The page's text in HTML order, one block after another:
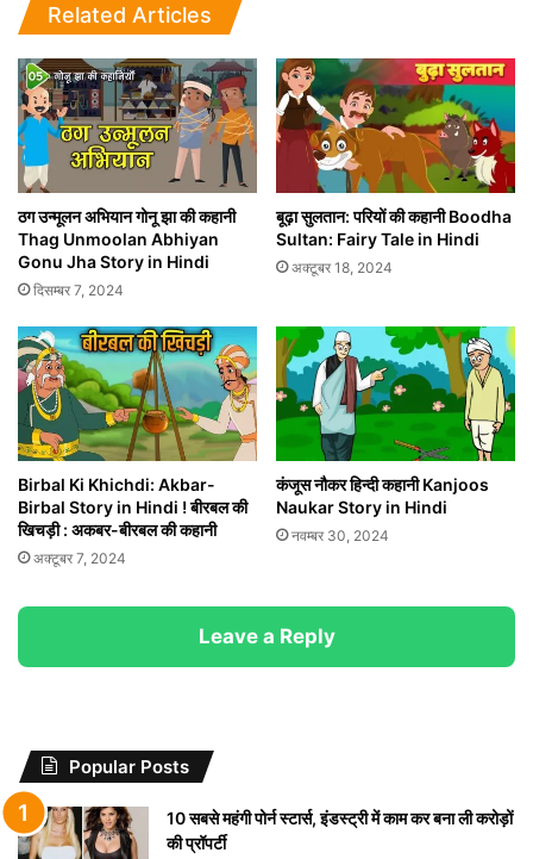
Related Articles
ठग उन्मूलन अभियान गोनू झा की कहानी
Thag Unmoolan Abhiyan
Gonu Jha Story in Hindi
दिसम्बर 7, 2024
बूढ़ा सुलतान: परियों की कहानी Boodha
Sultan: Fairy Tale in Hindi
अक्टूबर 18, 2024
Birbal Ki Khichdi: Akbar-
Birbal Story in Hindi ! बीरबल की
खिचड़ी : अकबर-बीरबल की कहानी
अक्टूबर 7, 2024
कंजूस नौकर हिन्दी कहानी Kanjoos
Naukar Story in Hindi
नवम्बर 30, 2024
Leave a Reply
Popular Posts
10 सबसे महंगी पोर्न स्टार्स, इंडस्ट्री में काम कर बना ली करोड़ों
की प्रॉपर्टी